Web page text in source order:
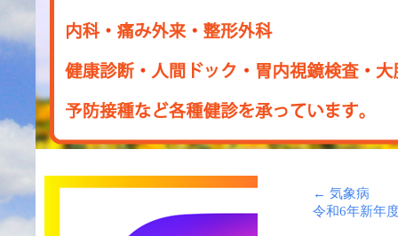
← 気象病
令和6年新年